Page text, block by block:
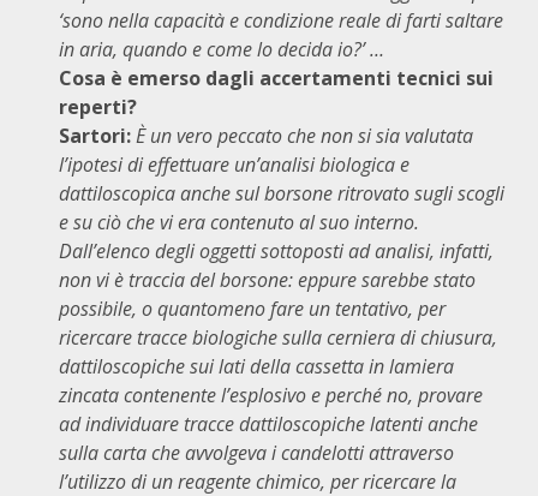
‘sono nella capacità e condizione reale di farti saltare
in aria, quando e come lo decida io?’ …
Cosa è emerso dagli accertamenti tecnici sui
reperti?
Sartori:È un vero peccato che non si sia valutata
l’ipotesi di effettuare un’analisi biologica e
dattiloscopica anche sul borsone ritrovato sugli scogli
e su ciò che vi era contenuto al suo interno.
Dall’elenco degli oggetti sottoposti ad analisi, infatti,
non vi è traccia del borsone: eppure sarebbe stato
possibile, o quantomeno fare un tentativo, per
ricercare tracce biologiche sulla cerniera di chiusura,
dattiloscopiche sui lati della cassetta in lamiera
zincata contenente l’esplosivo e perché no, provare
ad individuare tracce dattiloscopiche latenti anche
sulla carta che avvolgeva i candelotti attraverso
l’utilizzo di un reagente chimico, per ricercare la